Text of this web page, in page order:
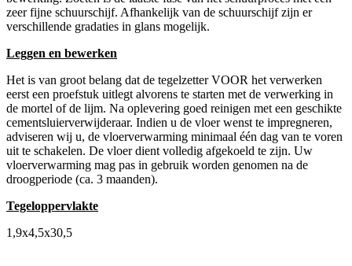
zeer fijne schuurschijf. Afhankelijk van de schuurschijf zijn er
verschillende gradaties in glans mogelijk.
Leggen en bewerken
Het is van groot belang dat de tegelzetter VOOR het verwerken
eerst een proefstuk uitlegt alvorens te starten met de verwerking in
de mortel of de lijm. Na oplevering goed reinigen met een geschikte
cementsluierverwijderaar. Indien u de vloer wenst te impregneren,
adviseren wij u, de vloerverwarming minimaal één dag van te voren
uit te schakelen. De vloer dient volledig afgekoeld te zijn. Uw
vloerverwarming mag pas in gebruik worden genomen na de
droogperiode (ca. 3 maanden).
Tegeloppervlakte
1,9x4,5x30,5